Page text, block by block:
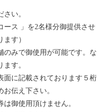
い。
ース 」を2名様分御提供させ
す）
みで御使用が可能です。な
す。
面に記載されております５桁
伝え下さい。
は御使用頂けません。